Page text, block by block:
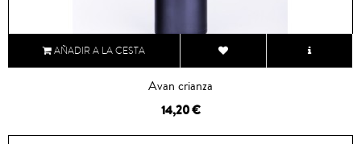
AÑADIR A LA CESTA
Avan crianza
14,20 €